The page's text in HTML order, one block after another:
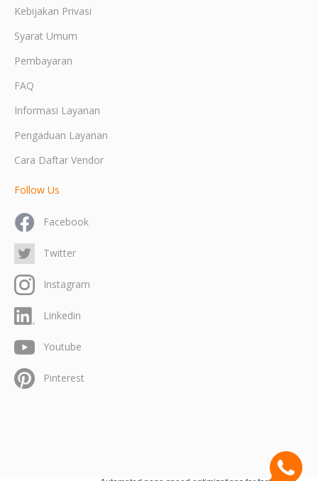
Kebijakan Privasi
Syarat Umum
Pembayaran
FAQ
Informasi Layanan
Pengaduan Layanan
Cara Daftar Vendor
Follow Us
Facebook
Twitter
Instagram
Linkedin
Youtube
Pinterest